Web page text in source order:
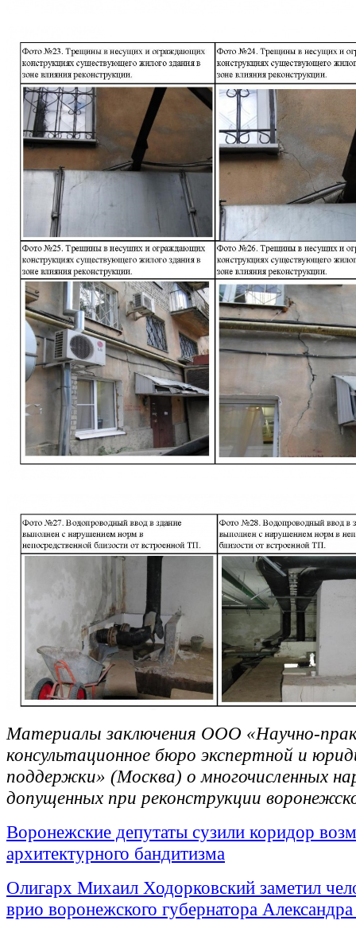
Материалы заключения ООО «Научно-
консультационное бюро экспертной и
поддержки» (Москва) о многочисленных
допущенных при реконструкции
Воронежские депутаты сузили коридор
архитектурного бандитизма
Олигарх Михаил Ходорковский заметил
врио воронежского губернатора Александра